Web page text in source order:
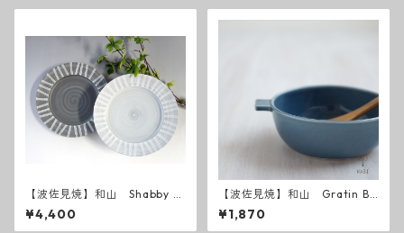
【波佐見焼】和山 Shabby c
hic style 25 ( ダークグレー
／ ライトグレー ）
¥4,400
【波佐見焼】和山 Gratin Bo
wl グラタン皿
¥1,870